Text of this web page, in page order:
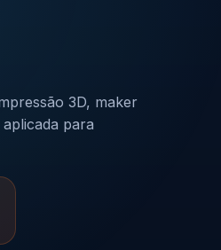
3D, maker
para